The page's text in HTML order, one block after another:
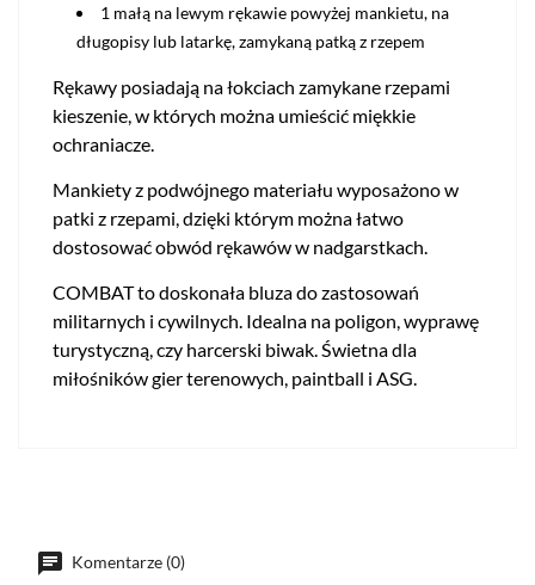
1 małą na lewym rękawie powyżej mankietu, na
długopisy lub latarkę, zamykaną patką z rzepem
Rękawy posiadają na łokciach zamykane rzepami
kieszenie, w których można umieścić miękkie
ochraniacze.
Mankiety z podwójnego materiału wyposażono w
patki z rzepami, dzięki którym można łatwo
dostosować obwód rękawów w nadgarstkach.
COMBAT to doskonała bluza do zastosowań
militarnych i cywilnych. Idealna na poligon, wyprawę
turystyczną, czy harcerski biwak. Świetna dla
miłośników gier terenowych, paintball i ASG.
Komentarze (0)